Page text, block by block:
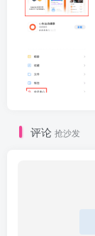
评论 抢沙发